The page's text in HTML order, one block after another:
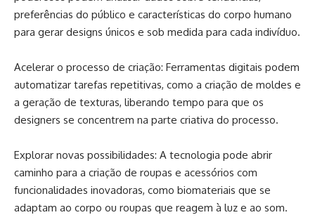
preferências do público e características do corpo humano
para gerar designs únicos e sob medida para cada indivíduo.
Acelerar o processo de criação: Ferramentas digitais podem
automatizar tarefas repetitivas, como a criação de moldes e
a geração de texturas, liberando tempo para que os
designers se concentrem na parte criativa do processo.
Explorar novas possibilidades: A tecnologia pode abrir
caminho para a criação de roupas e acessórios com
funcionalidades inovadoras, como biomateriais que se
adaptam ao corpo ou roupas que reagem à luz e ao som.